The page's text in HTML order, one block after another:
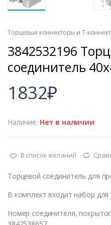
Торцевые коннекторы и Т-
3842532196
соединитель
1832₽
Наличие: Нет в наличии
В список желаний
Торцевой соединитель для
В комплект входит набор для
Номер соединителя,